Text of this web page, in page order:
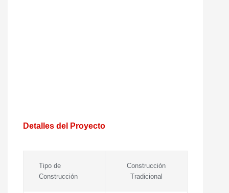
Detalles del Proyecto
Tipo de
Construcción
Construcción
Tradicional